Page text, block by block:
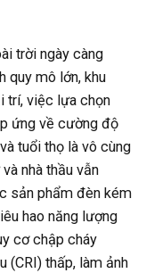
trời ngày càng
quy mô lớn, khu
trí, việc lựa chọn
ứng về cường độ
tuổi thọ là vô cùng
nhà thầu vẫn
sản phẩm đèn kém
hao năng lượng
cơ chập cháy
(CRI) thấp, làm ảnh